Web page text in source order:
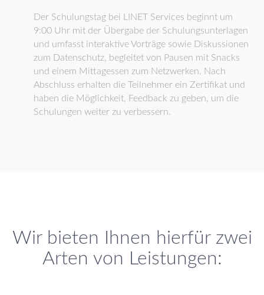
Der Schulungstag bei LINET Services beginnt um
9:00 Uhr mit der Übergabe der Schulungsunterlagen
und umfasst interaktive Vorträge sowie Diskussionen
zum Datenschutz, begleitet von Pausen mit Snacks
und einem Mittagessen zum Netzwerken. Nach
Abschluss erhalten die Teilnehmer ein Zertifikat und
haben die Möglichkeit, Feedback zu geben, um die
Schulungen weiter zu verbessern.
Wir bieten Ihnen hierfür zwei
Arten von Leistungen:​